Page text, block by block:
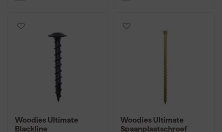
Woodies Ultimate
Blackline
Woodies Ultimate
Spaanplaatschroef